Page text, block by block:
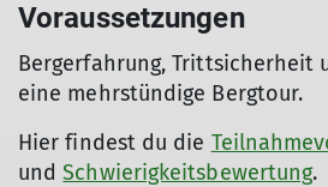
Voraussetzungen
Bergerfahrung, Trittsicherheit
eine mehrstündige Bergtour.
Hier findest du die
undSchwierigkeitsbewertung.